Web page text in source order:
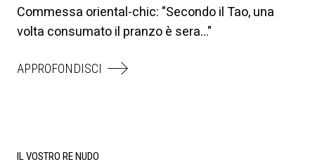
Commessa oriental-chic: "Secondo il Tao, una
volta consumato il pranzo è sera..."
APPROFONDISCI
IL VOSTRO RE NUDO